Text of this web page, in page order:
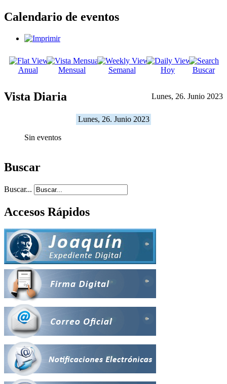
Calendario de eventos
Anual Mensual Semanal Hoy Buscar
Vista Diaria Lunes, 26. Junio 2023
Lunes, 26. Junio 2023
Sin eventos
Buscar
Buscar...
Accesos Rápidos